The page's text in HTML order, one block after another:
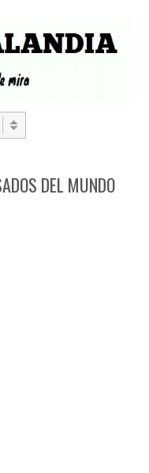
DEL MUNDO